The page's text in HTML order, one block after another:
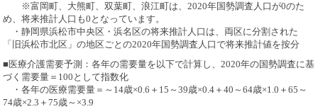
※富岡町、大熊町、双葉町、浪江町は、2020年国勢調査人口が0のた
め、将来推計人口も0となっています。
・静岡県浜松市中央区・浜名区の将来推計人口は、両区に分割された
「旧浜松市北区」の地区ごとの2020年国勢調査人口で将来推計値を按分
■医療介護需要予測：各年の需要量を以下で計算し、2020年の国勢調査に基
づく需要量＝100として指数化
・各年の医療需要量＝～14歳×0.6＋15～39歳×0.4＋40～64歳×1.0＋65～
74歳×2.3＋75歳～×3.9